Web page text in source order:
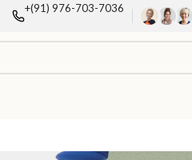
+(91) 976-703-7036